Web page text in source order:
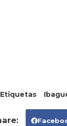
Etiquetas